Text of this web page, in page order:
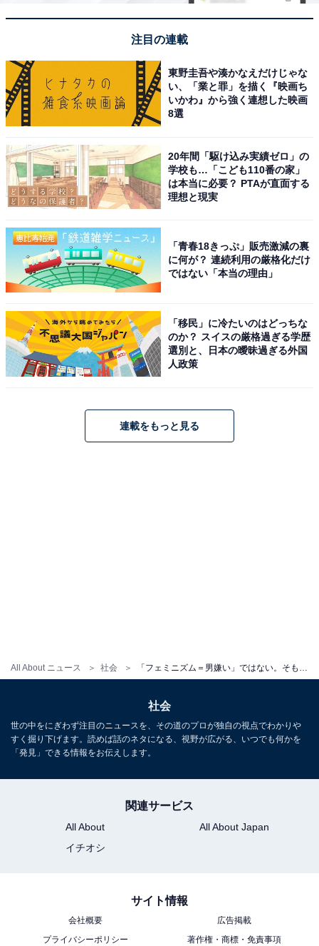
All About ニュース 社会
ニズム』の意味について正しく理解していますか？」と
思うが自信がない（57％）」でした。
さらに、「あなたが思う『フェミニズム』とはどんなも
・「女性の社会的地位を向上させ、男女平等を実現
させるために活動すること（22歳女性）」
・「男性と女性の持つ権利と義務を可能な限りイコ
ールに持って行く考え方（45歳男性）」
・「女性に対しての偏見や差別を改善しようとする
取り組み（21歳女性）」
守り、性別による不平等をなくすための取り組み」だと
考えている人がいることが分かります。
性を優遇する人たちを指していると思う（33歳女
性）」
を優遇し男性を軽蔑する考え方だと感じている人も、一
定数いるようですね。
注目の連載
東野圭吾や湊かなえだけじゃな
い、「業と罪」を描く『映画ち
いかわ』から強く連想した映画
8選
20年間「駆け込み実績ゼロ」の
学校も…「こども110番の家」
は本当に必要？ PTAが直面する
理想と現実
「青春18きっぷ」販売激減の裏
に何が？ 連続利用の厳格化だけ
ではない「本当の理由」
「移民」に冷たいのはどっちな
のか？ スイスの厳格過ぎる学歴
選別と、日本の曖昧過ぎる外国
人政策
連載をもっと見る
社会
世の中をにぎわず注目のニュースを、その道のプロが独自の視点でわかりや
すく掘り下げます。読めば話のネタになる、視野が広がる、いつでも何かを
「発見」できる情報をお伝えします。
関連サービス
All About
All About Japan
イチオシ
サイト情報
会社概要
広告掲載
プライバシーポリシー
著作権・商標・免責事項